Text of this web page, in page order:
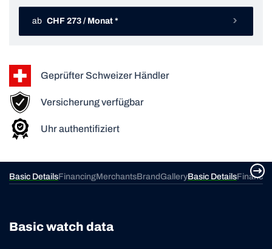
ab CHF 273 / Monat *
Geprüfter Schweizer Händler
Versicherung verfügbar
Uhr authentifiziert
Basic DetailsFinancingMerchantsBrandGalleryBasic Details
Basic watch data